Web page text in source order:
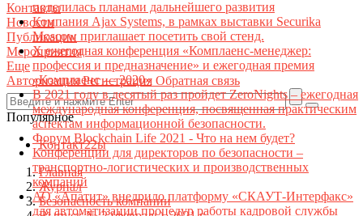
Контакты
Новости
Публикации
Мероприятия
Еще
АвторизацияРегистрация Обратная связь
Популярное
поделилась планами дальнейшего развития
Компания Ajax Systems, в рамках выставки Securika
Moscow приглашает посетить свой стенд.
X ежегодная конференция «Комплаенс-менеджер:
профессия и предназначение» и ежегодная премия
«Комплаенс — 2020»
В 2021 году в десятый раз пройдет ZeroNights – ежегодная
международная конференция, посвященная практическим
аспектам информационной безопасности.
Форум Blockchain Life 2021 - Что на нем будет?
Конференции для директоров по безопасности –
транспортно-логистических и производственных
компаний
АО «Апатит» внедрило платформу «СКАУТ-Интерфакс»
для автоматизации процедур работы кадровой службы
Контакт22ы
Главная
Журнал
Безопасность компании